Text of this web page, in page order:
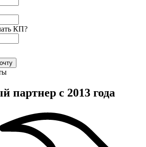
КП?
партнер с 2013 года